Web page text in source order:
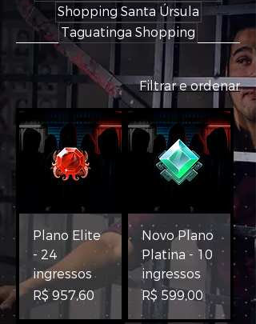
Shopping Santa Úrsula
Taguatinga Shopping
Filtrar e ordenar
Plano Elite
- 24
ingressos
Preço
R$ 957,60
Novo Plano
Platina - 10
ingressos
Preço
R$ 599,00